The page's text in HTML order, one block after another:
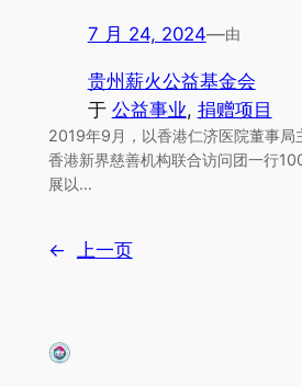
7 月 24, 2024—由
贵州薪火公益基金会
于 公益事业, 捐赠项目
2019年9月，以香港仁济医院董事局
香港新界慈善机构联合访问团一行
展以…
← 上一页